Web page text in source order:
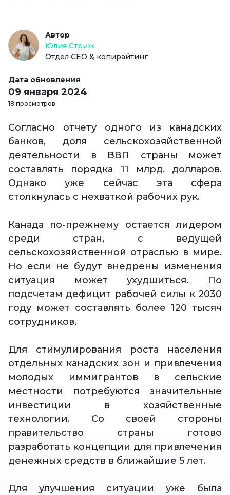
Автор
Юлия Стриж
Отдел СЕО & копирайтинг
Дата обновления
09 января 2024
18 просмотров
Согласно отчету одного из канадских
банков, доля сельскохозяйственной
деятельности в ВВП страны может
составлять порядка 11 млрд. долларов.
Однако уже сейчас эта сфера
столкнулась с нехваткой рабочих рук.
Канада по-прежнему остается лидером
среди стран, с ведущей
сельскохозяйственной отраслью в мире.
Но если не будут внедрены изменения
ситуация может ухудшиться. По
подсчетам дефицит рабочей силы к 2030
году может составлять более 120 тысяч
сотрудников.
Для стимулирования роста населения
отдельных канадских зон и привлечения
молодых иммигрантов в сельские
местности потребуются значительные
инвестиции в хозяйственные
технологии. Со своей стороны
правительство страны готово
разработать концепции для привлечения
денежных средств в ближайшие 5 лет.
Для улучшения ситуации уже была